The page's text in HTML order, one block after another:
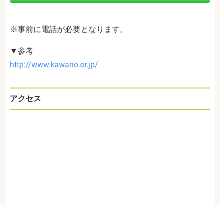
※事前に電話が必要となります。
▼参考
http://www.kawano.or.jp/
アクセス